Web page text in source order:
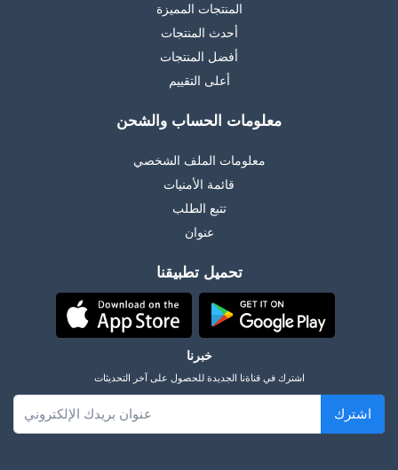
المنتجات المميزة
أحدث المنتجات
أفضل المنتجات
أعلى التقييم
معلومات الحساب والشحن
معلومات الملف الشخصي
قائمة الأمنيات
تتبع الطلب
عنوان
تحميل تطبيقنا
خبرنا
اشترك في قناةنا الجديدة للحصول على آخر التحديثات
اشترك